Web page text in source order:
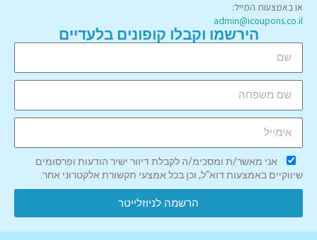
או באמצעות המייל:
admin@icoupons.co.il
הירשמו וקבלו קופונים בלעדיים
אני מאשר/ת ומסכימ/ה לקבלת דיוור ישיר הודעות ופרסומים
שיווקיים באמצעות דוא"ל, וכן בכל אמצעי תקשורת אלקטרוני אחר.
הרשמה לניוזלייטר